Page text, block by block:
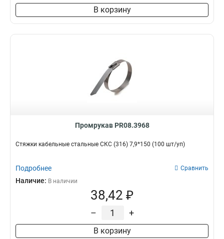
В корзину
Промрукав PR08.3968
Стяжки кабельные стальные СКС (316) 7,9*150 (100 шт/уп)
Подробнее Сравнить
Наличие: В наличии
38,42 ₽
– +
В корзину